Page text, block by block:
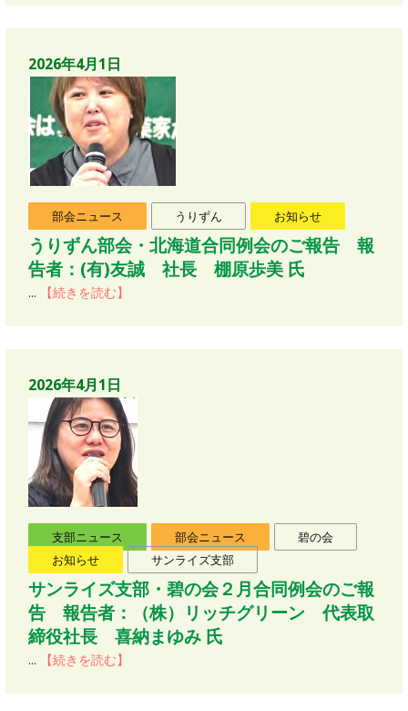
2026年4月1日
部会ニュース うりずん お知らせ
うりずん部会・北海道合同例会のご報告 報
告者：(有)友誠 社長 棚原歩美 氏
... 【続きを読む】
2026年4月1日
支部ニュース 部会ニュース
碧の会
お知らせ
サンライズ支部
サンライズ支部・碧の会２月合同例会のご報
告 報告者：（株）リッチグリーン 代表取
締役社長 喜納まゆみ 氏
... 【続きを読む】